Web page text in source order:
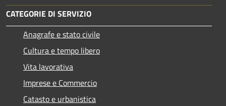
CATEGORIE DI SERVIZIO
Anagrafe e stato civile
Cultura e tempo libero
Vita lavorativa
Imprese e Commercio
Catasto e urbanistica